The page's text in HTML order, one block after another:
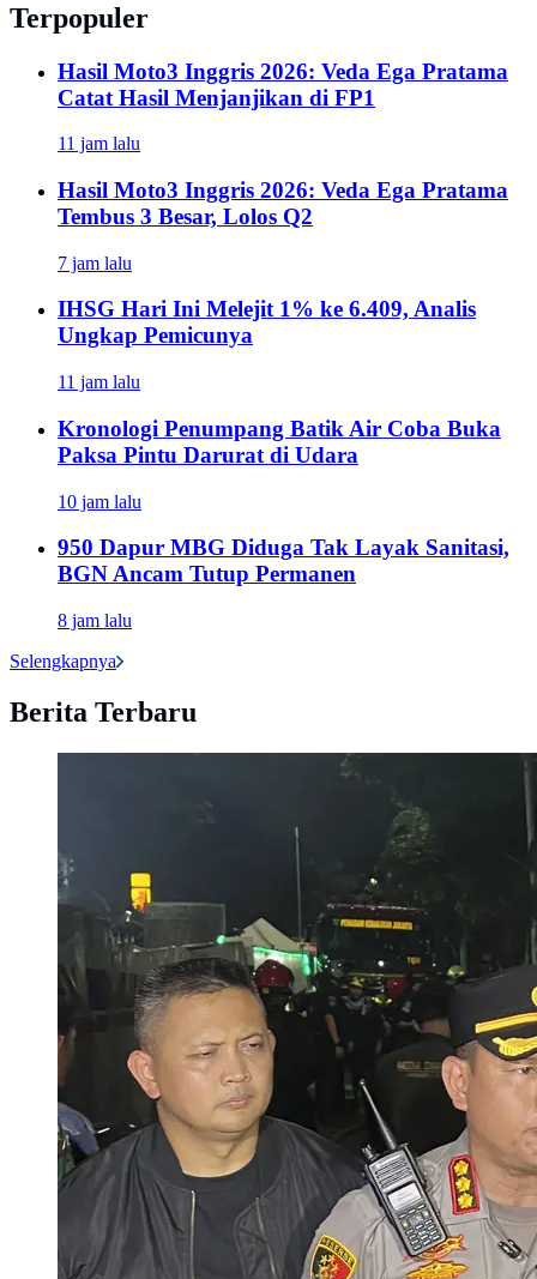
Terpopuler
Hasil Moto3 Inggris 2026: Veda Ega Pratama
Catat Hasil Menjanjikan di FP1
11 jam lalu
Hasil Moto3 Inggris 2026: Veda Ega Pratama
Tembus 3 Besar, Lolos Q2
7 jam lalu
IHSG Hari Ini Melejit 1% ke 6.409, Analis
Ungkap Pemicunya
11 jam lalu
Kronologi Penumpang Batik Air Coba Buka
Paksa Pintu Darurat di Udara
10 jam lalu
950 Dapur MBG Diduga Tak Layak Sanitasi,
BGN Ancam Tutup Permanen
8 jam lalu
Selengkapnya
Berita Terbaru